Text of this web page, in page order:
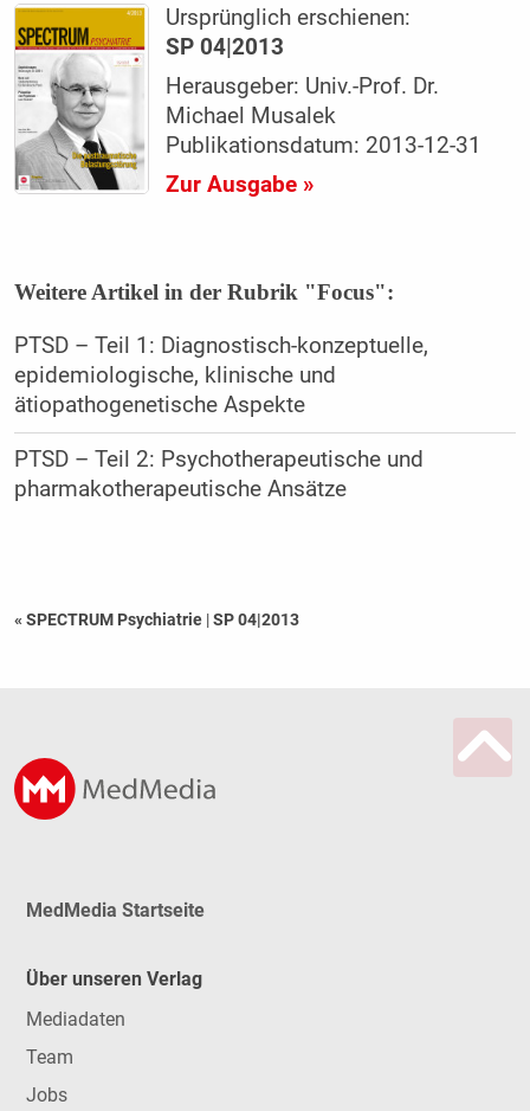
Ursprünglich erschienen:
SP 04|2013
Herausgeber: Univ.-Prof. Dr.
Michael Musalek
Publikationsdatum: 2013-12-31
Zur Ausgabe »
Weitere Artikel in der Rubrik "Focus":
PTSD – Teil 1: Diagnostisch-konzeptuelle,
epidemiologische, klinische und
ätiopathogenetische Aspekte
PTSD – Teil 2: Psychotherapeutische und
pharmakotherapeutische Ansätze
« SPECTRUM Psychiatrie |SP 04|2013
MedMedia Startseite
Über unseren Verlag
Mediadaten
Team
Jobs